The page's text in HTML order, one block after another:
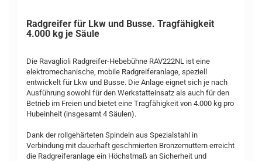
Radgreifer für Lkw und Busse. Tragfähigkeit
4.000 kg je Säule
Die Ravaglioli Radgreifer-Hebebühne RAV222NL ist eine
elektromechanische, mobile Radgreiferanlage, speziell
entwickelt für Lkw und Busse. Die Anlage eignet sich je nach
Ausführung sowohl für den Werkstatteinsatz als auch für den
Betrieb im Freien und bietet eine Tragfähigkeit von 4.000 kg pro
Hubeinheit (insgesamt 4 Säulen).
Dank der rollgehärteten Spindeln aus Spezialstahl in
Verbindung mit dauerhaft geschmierten Bronzemuttern erreicht
die Radgreiferanlage ein Höchstmaß an Sicherheit und